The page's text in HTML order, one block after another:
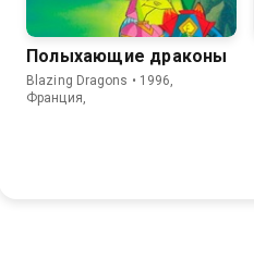
Полыхающие драконы
Blazing Dragons • 1996,
Франция,